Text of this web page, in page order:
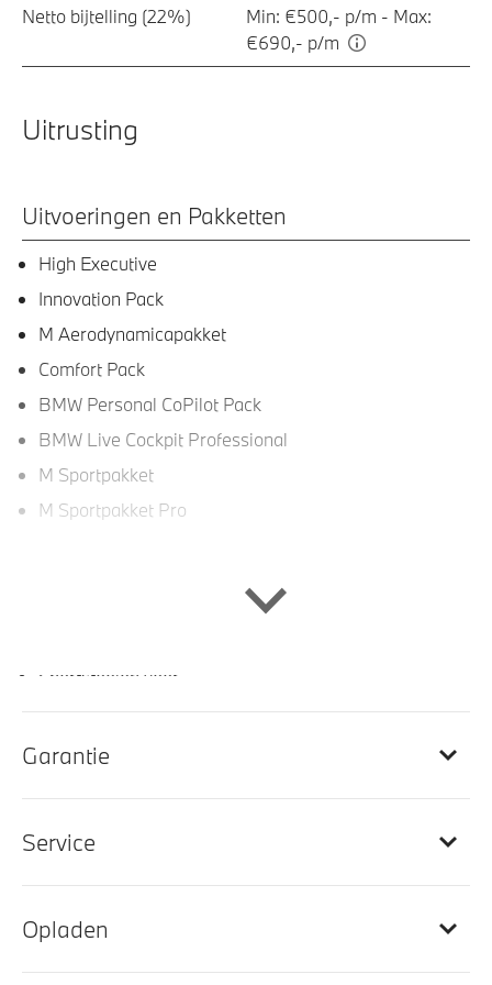
Netto bijtelling (22%)
Min: €500,- p/m - Max:
€690,- p/m
Uitrusting
Uitvoeringen en Pakketten
High Executive
Innovation Pack
M Aerodynamicapakket
Comfort Pack
BMW Personal CoPilot Pack
BMW Live Cockpit Professional
M Sportpakket
M Sportpakket Pro
Sportstoelen voor
Hoofdsteunen achter neerklapbaar
Elektrisch verstelbare voorstoel(en)
M Sportstuurwiel met leder bekleed
Ambiance verlichting
Elektrisch verstelbare stoelen
Garantie
Service
Opladen